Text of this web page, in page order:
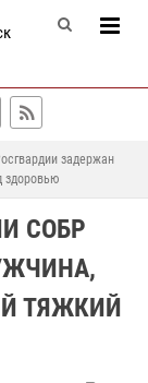
задержан
здоровью
СОБР
ТЯЖКИЙ